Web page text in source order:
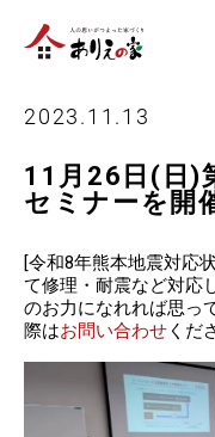
2023.11.13
11月26日(日)
セミナーを開
[令和8年熊本地震対応
て修理・耐震など対応
のお力になれれば思っ
際はお問い合わせ くだ